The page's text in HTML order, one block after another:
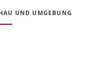
UND UMGEBUNG